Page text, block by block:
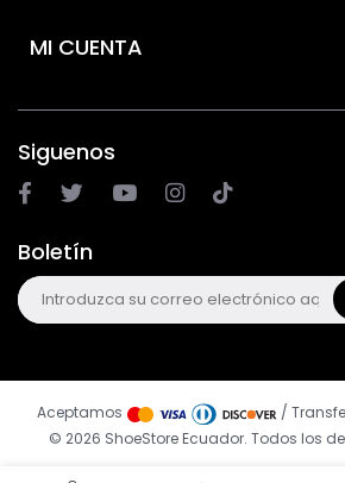
MI CUENTA
Siguenos
Boletín
© 2026 ShoeStore Ecuador. Todos los
Aceptamos /